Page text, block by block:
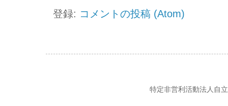
登録: コメントの投稿 (Atom)
特定非営利活動法人自